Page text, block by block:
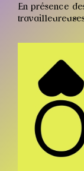
En présence